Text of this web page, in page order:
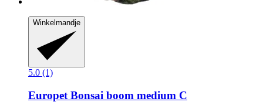
Winkelmandje
5.0 (1)
Europet Bonsai boom medium C